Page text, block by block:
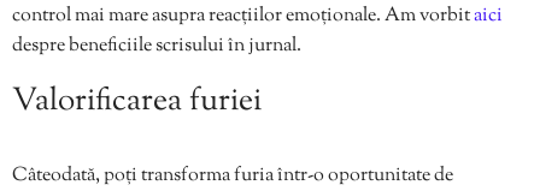
control mai mare asupra reacțiilor emoționale. Am vorbitaici
despre beneficiile scrisului în jurnal.
Valorificarea furiei
Câteodată, poți transforma furia într-o oportunitate de